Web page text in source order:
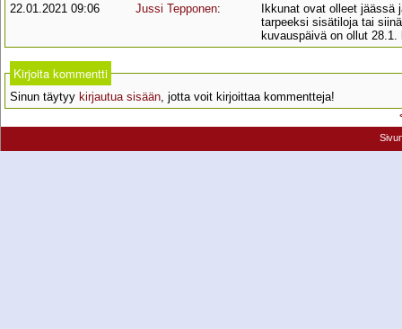
22.01.2021 09:06
Jussi Tepponen:
Ikkunat ovat olleet
tarpeeksi sisätiloja tai
kuvauspäivä on ollut
Kirjoita kommentti
Sinun täytyy kirjautua sisään , jotta voit kirjoittaa kommentteja!